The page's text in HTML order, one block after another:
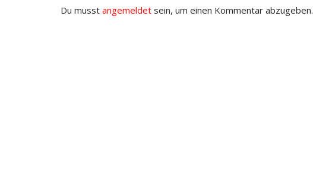
Du musst angemeldet sein, um einen Kommentar abzugeben.